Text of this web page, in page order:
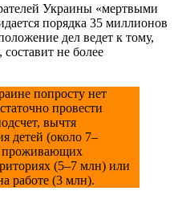
Украины «мертвыми
порядка 35 миллионов
дел ведет к тому,
не более
попросту нет
провести
вычтя
детей (около 7–
проживающих
(5–7 млн) или
работе (3 млн).